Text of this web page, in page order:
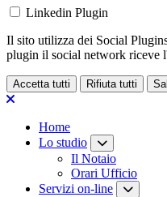
Linkedin Plugin
Il sito utilizza dei Social
plugin il social network riceve
Accetta tutti Rifiuta tutti
Loading...
Home
Lo studio
Il Notaio
Orari Ufficio
Servizi on-line